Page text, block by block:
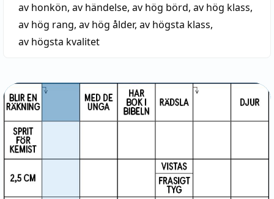
av honkön, av händelse, av hög börd, av hög klass,
av hög rang, av hög ålder, av högsta klass,
av högsta kvalitet